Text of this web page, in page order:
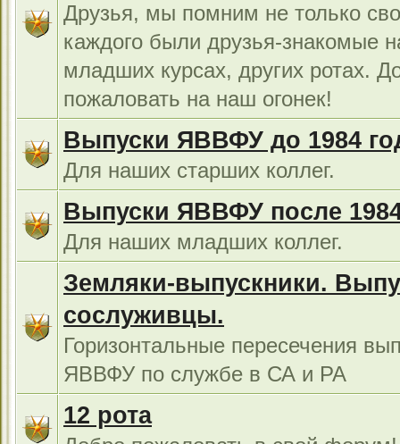
Друзья, мы помним не только
каждого были друзья-знакомые
младших курсах, других ротах.
пожаловать на наш огонек!
Выпуски ЯВВФУ до 1984
Для наших старших коллег.
Выпуски ЯВВФУ после
Для наших младших коллег.
Земляки-выпускники.
сослуживцы.
Горизонтальные пересечения
ЯВВФУ по службе в СА и РА
12 рота